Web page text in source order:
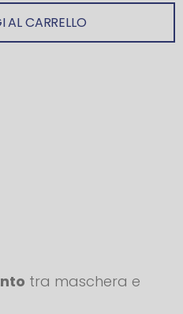
AL CARRELLO
tra maschera e